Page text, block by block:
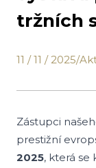
tržních
11 / 11 / 2025/
Zástupci
prestižní
2025, která se